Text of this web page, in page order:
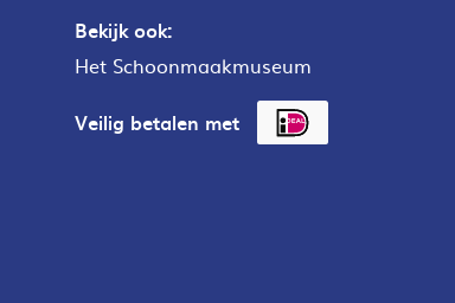
Bekijk ook:
Het Schoonmaakmuseum
Veilig betalen met